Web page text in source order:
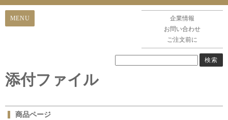
企業情報
お問い合わせ
ご注文前に
添付ファイル
商品ページ